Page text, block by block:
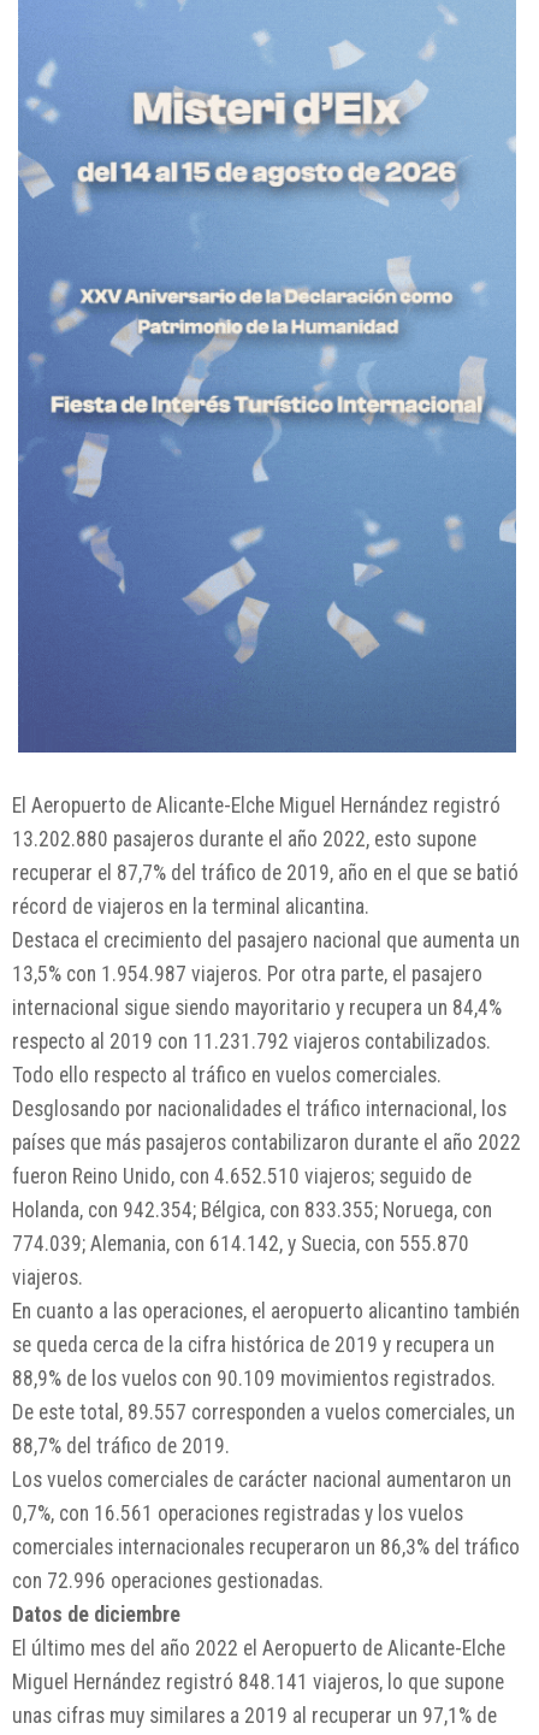
El Aeropuerto de Alicante-Elche Miguel Hernández registró
13.202.880 pasajeros durante el año 2022, esto supone
recuperar el 87,7% del tráfico de 2019, año en el que se batió
récord de viajeros en la terminal alicantina.
Destaca el crecimiento del pasajero nacional que aumenta un
13,5% con 1.954.987 viajeros. Por otra parte, el pasajero
internacional sigue siendo mayoritario y recupera un 84,4%
respecto al 2019 con 11.231.792 viajeros contabilizados.
Todo ello respecto al tráfico en vuelos comerciales.
Desglosando por nacionalidades el tráfico internacional, los
países que más pasajeros contabilizaron durante el año 2022
fueron Reino Unido, con 4.652.510 viajeros; seguido de
Holanda, con 942.354; Bélgica, con 833.355; Noruega, con
774.039; Alemania, con 614.142, y Suecia, con 555.870
viajeros.
En cuanto a las operaciones, el aeropuerto alicantino también
se queda cerca de la cifra histórica de 2019 y recupera un
88,9% de los vuelos con 90.109 movimientos registrados.
De este total, 89.557 corresponden a vuelos comerciales, un
88,7% del tráfico de 2019.
Los vuelos comerciales de carácter nacional aumentaron un
0,7%, con 16.561 operaciones registradas y los vuelos
comerciales internacionales recuperaron un 86,3% del tráfico
con 72.996 operaciones gestionadas.
Datos de diciembre
El último mes del año 2022 el Aeropuerto de Alicante-Elche
Miguel Hernández registró 848.141 viajeros, lo que supone
unas cifras muy similares a 2019 al recuperar un 97,1% de